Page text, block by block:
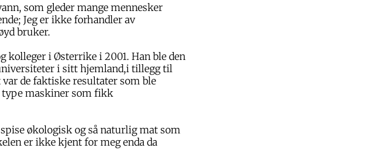
som gleder mange mennesker
Jeg er ikke forhandler av
bruker.
kolleger i Østerrike i 2001. Han ble den
i sitt hjemland,i tillegg til
de faktiske resultater som ble
type maskiner som fikk
økologisk og så naturlig mat som
er ikke kjent for meg enda da